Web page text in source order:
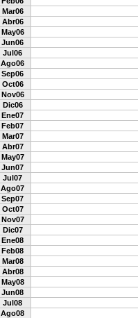
Mar06
Abr06
May06
Jun06
Jul06
Ago06
Sep06
Oct06
Nov06
Dic06
Ene07
Feb07
Mar07
Abr07
May07
Jun07
Jul07
Ago07
Sep07
Oct07
Nov07
Dic07
Ene08
Feb08
Mar08
Abr08
May08
Jun08
Jul08
Ago08